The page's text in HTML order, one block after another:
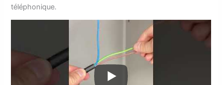
téléphonique.